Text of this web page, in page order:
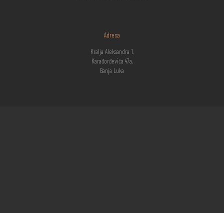
Adresa
Kralja Aleksandra 1.
Karađorđevića 47a,
Banja Luka